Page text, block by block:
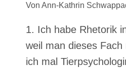
Von Ann-Kathrin
1. Ich habe Rhetorik
weil man dieses
ich mal